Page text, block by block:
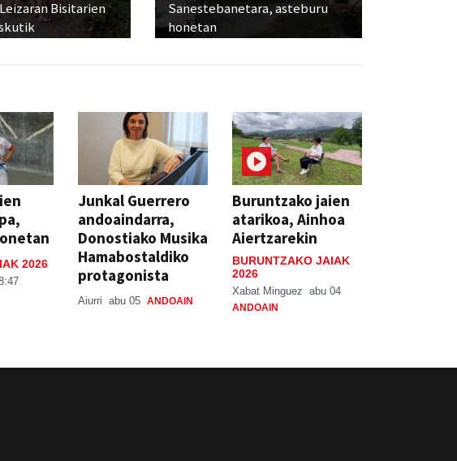
Bisitarien
Sanestebanetara, asteburu
honetan
2026
Junkal Guerrero
andoaindarra,
Donostiako Musika
Hamabostaldiko
protagonista
Aiurri abu 05 ANDOAIN
Buruntzako jaien
atarikoa, Ainhoa
Aiertzarekin
BURUNTZAKO JAIAK
2026
Xabat Minguez abu 04
ANDOAIN